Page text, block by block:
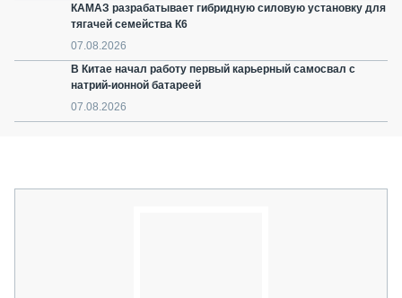
КАМАЗ разрабатывает гибридную силовую установку для
тягачей семейства К6
07.08.2026
В Китае начал работу первый карьерный самосвал с
натрий-ионной батареей
07.08.2026